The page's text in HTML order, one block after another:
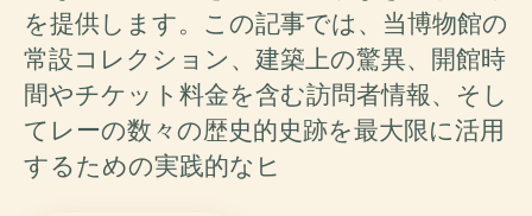
を提供します。この記事では、当博物館の
常設コレクション、建築上の驚異、開館時
間やチケット料金を含む訪問者情報、そし
てレーの数々の歴史的史跡を最大限に活用
するための実践的なヒ